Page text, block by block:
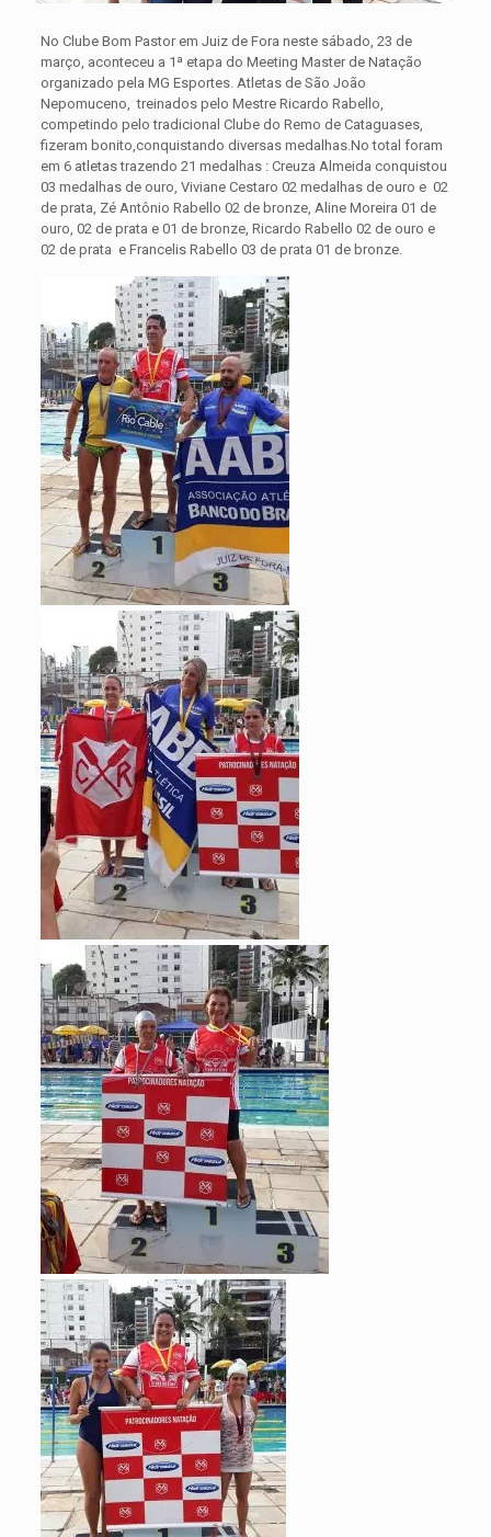
No Clube Bom Pastor em Juiz de Fora neste sábado, 23 de
março, aconteceu a 1ª etapa do Meeting Master de Natação
organizado pela MG Esportes. Atletas de São João
Nepomuceno, treinados pelo Mestre Ricardo Rabello,
competindo pelo tradicional Clube do Remo de Cataguases,
fizeram bonito,conquistando diversas medalhas.No total foram
em 6 atletas trazendo 21 medalhas : Creuza Almeida conquistou
03 medalhas de ouro, Viviane Cestaro 02 medalhas de ouro e 02
de prata, Zé Antônio Rabello 02 de bronze, Aline Moreira 01 de
ouro, 02 de prata e 01 de bronze, Ricardo Rabello 02 de ouro e
02 de prata e Francelis Rabello 03 de prata 01 de bronze.